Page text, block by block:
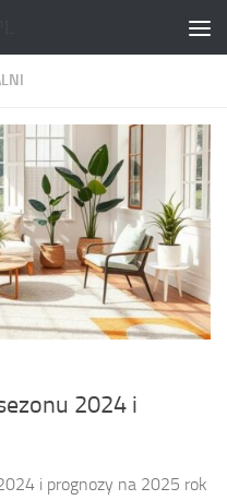
2024 i
i prognozy na 2025 rok